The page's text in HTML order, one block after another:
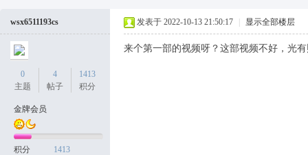
wsx6511193cs
0
主题
4
帖子
1413
积分
金牌会员
积分 1413
发表于 2022-10-13 21:50:17 显示全部楼层
来个第一部的视频呀？这部视频不好，光